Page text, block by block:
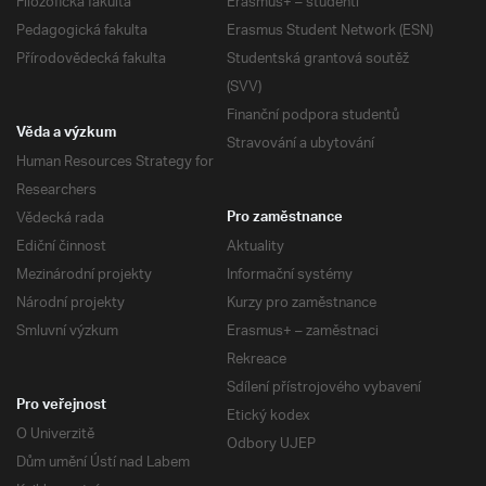
Pedagogická fakulta
Přírodovědecká fakulta
Erasmus Student Network (ESN)
Studentská grantová soutěž
(SVV)
Finanční podpora studentů
Stravování a ubytování
Věda a výzkum
Human Resources Strategy for
Researchers
Vědecká rada
Ediční činnost
Mezinárodní projekty
Národní projekty
Smluvní výzkum
Pro zaměstnance
Aktuality
Informační systémy
Kurzy pro zaměstnance
Erasmus+ – zaměstnaci
Rekreace
Sdílení přístrojového vybavení
Etický kodex
Odbory UJEP
Pro veřejnost
O Univerzitě
Dům umění Ústí nad Labem